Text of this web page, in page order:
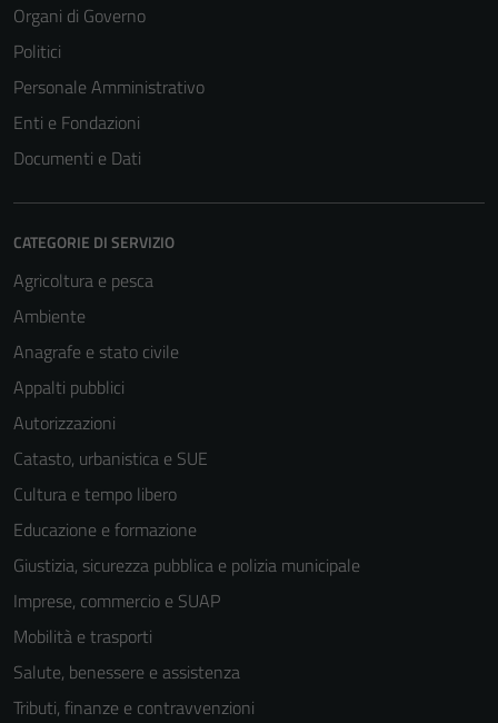
Organi di Governo
Politici
Personale Amministrativo
Enti e Fondazioni
Documenti e Dati
CATEGORIE DI SERVIZIO
Agricoltura e pesca
Ambiente
Anagrafe e stato civile
Appalti pubblici
Autorizzazioni
Catasto, urbanistica e SUE
Cultura e tempo libero
Educazione e formazione
Giustizia, sicurezza pubblica e polizia municipale
Imprese, commercio e SUAP
Mobilità e trasporti
Salute, benessere e assistenza
Tributi, finanze e contravvenzioni